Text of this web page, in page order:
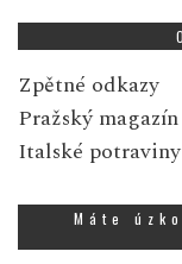
Zpětné odkazy
Pražský magazín
Italské potraviny
Máte